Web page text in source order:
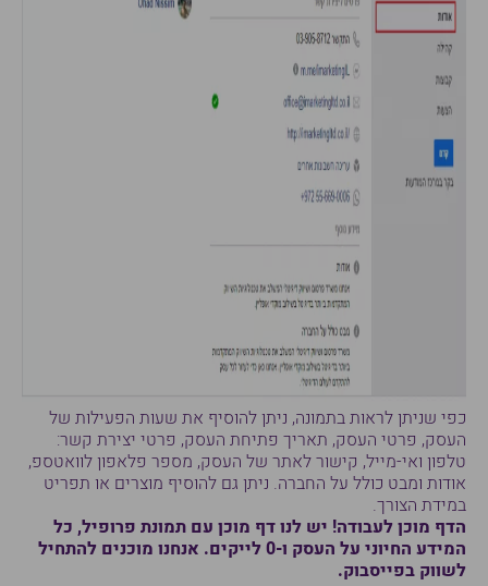
כפי שניתן לראות בתמונה, ניתן להוסיף את שעות הפעילות של
העסק, פרטי העסק, תאריך פתיחת העסק, פרטי יצירת קשר:
טלפון ואי-מייל, קישור לאתר של העסק, מספר פלאפון לוואטספ,
אודות ומבט כולל על החברה. ניתן גם להוסיף מוצרים או תפריט
במידת הצורך.
הדף מוכן לעבודה! יש לנו דף מוכן עם תמונת פרופיל, כל
המידע החיוני על העסק ו-0 לייקים. אנחנו מוכנים להתחיל
לשווק בפייסבוק.